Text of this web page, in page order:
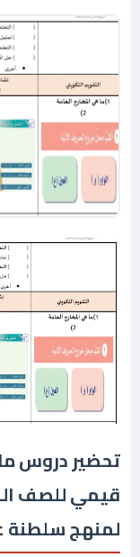
تحضير دروس
قيمي للصف
لمنهج سلطنة